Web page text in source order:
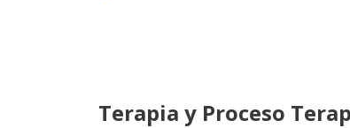
Terapia y Proceso